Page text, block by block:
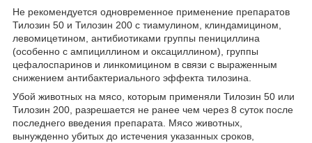
Не рекомендуется одновременное применение препаратов
Тилозин 50 и Тилозин 200 с тиамулином, клиндамицином,
левомицетином, антибиотиками группы пенициллина
(особенно с ампициллином и оксациллином), группы
цефалоспаринов и линкомицином в связи с выраженным
снижением антибактериального эффекта тилозина.
Убой животных на мясо, которым применяли Тилозин 50 или
Тилозин 200, разрешается не ранее чем через 8 суток после
последнего введения препарата. Мясо животных,
вынужденно убитых до истечения указанных сроков,